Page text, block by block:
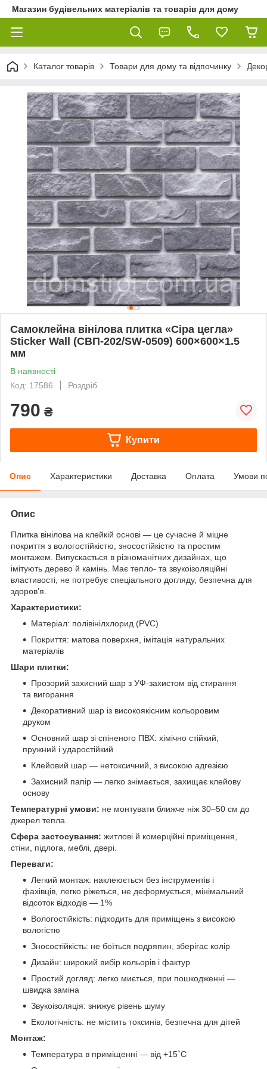
Магазин будівельних матеріалів та товарів для дому
Каталог товарів Товари для дому та відпочинку
Самоклейна вінілова плитка «Сіра цегла»
Sticker Wall (СВП-202/SW-0509) 600×600×1.5
мм
В наявності
Код: 17586
Роздріб
790 ₴
Купити
Опис Характеристики Доставка Оплата Умови
Опис
Плитка вінілова на клейкій основі — це сучасне й міцне
покриття з вологостійкістю, зносостійкістю та простим
монтажем. Випускається в різноманітних дизайнах, що
імітують дерево й камінь. Має тепло- та звукоізоляційні
властивості, не потребує спеціального догляду, безпечна для
здоров’я.
Характеристики:
Матеріал: полівінілхлорид (PVC)
Покриття: матова поверхня, імітація натуральних
матеріалів
Шари плитки:
Прозорий захисний шар з УФ-захистом від стирання
та вигорання
Декоративний шар із високоякісним кольоровим
друком
Основний шар зі спіненого ПВХ: хімічно стійкий,
пружний і ударостійкий
Клейовий шар — нетоксичний, з високою адгезією
Захисний папір — легко знімається, захищає клейову
основу
Температурні умови: не монтувати ближче ніж 30–50 см до
джерел тепла.
Сфера застосування: житлові й комерційні приміщення,
стіни, підлога, меблі, двері.
Переваги:
Легкий монтаж: наклеюється без інструментів і
фахівців, легко ріжеться, не деформується, мінімальний
відсоток відходів — 1%
Вологостійкість: підходить для приміщень з високою
вологістю
Зносостійкість: не боїться подряпин, зберігає колір
Дизайн: широкий вибір кольорів і фактур
Простий догляд: легко миється, при пошкодженні —
швидка заміна
Звукоізоляція: знижує рівень шуму
Екологічність: не містить токсинів, безпечна для дітей
Монтаж:
Температура в приміщенні — від +15˚С